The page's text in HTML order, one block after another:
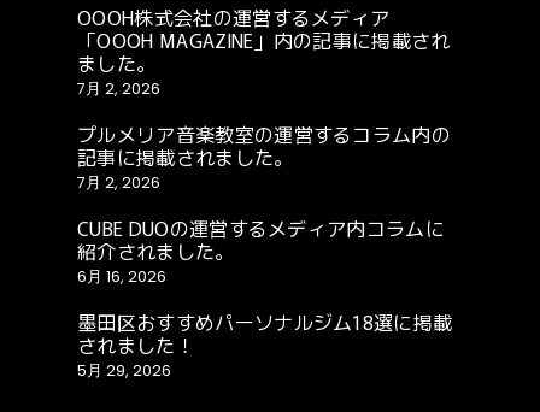
OOOH株式会社の運営するメディア
「OOOH MAGAZINE」内の記事に掲載され
ました。
7月 2, 2026
プルメリア音楽教室の運営するコラム内の
記事に掲載されました。
7月 2, 2026
CUBE DUOの運営するメディア内コラムに
紹介されました。
6月 16, 2026
墨田区おすすめパーソナルジム18選に掲載
されました！
5月 29, 2026